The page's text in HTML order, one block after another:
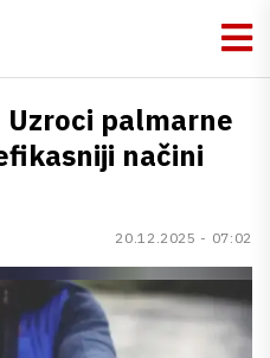
palmarne
načini
20.12.2025 - 07:02